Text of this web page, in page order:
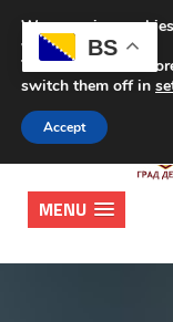
MENU
BS
We are using
website.
You can find out
switch them off in
Accept